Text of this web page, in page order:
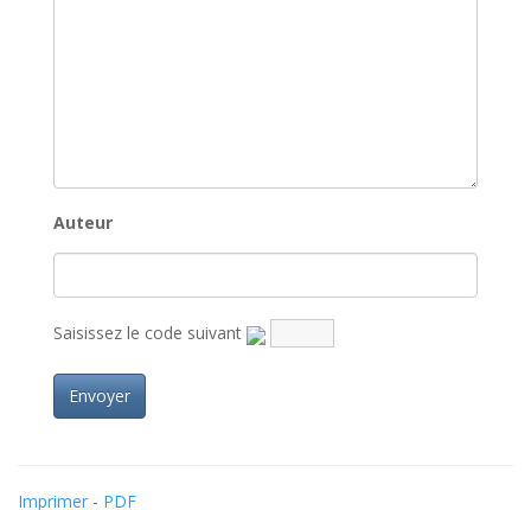
Auteur
Saisissez le code suivant
Imprimer - PDF